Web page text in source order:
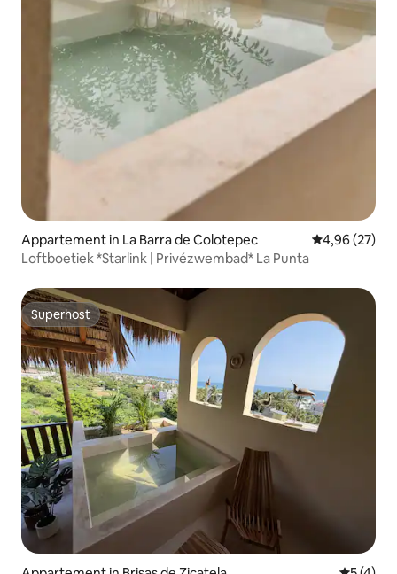
Appartement in La Barra de Colotepec Gemiddelde
4,96 (27)
Loftboetiek *Starlink | Privézwembad* La Punta
Superhost
Superhost